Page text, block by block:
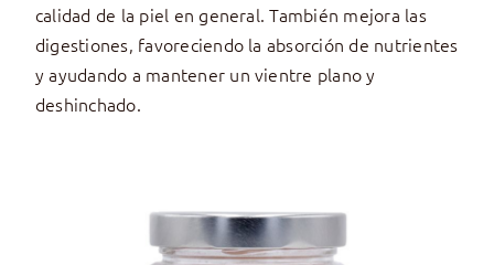
calidad de la piel en general. También mejora las
digestiones, favoreciendo la absorción de nutrientes
y ayudando a mantener un vientre plano y
deshinchado.